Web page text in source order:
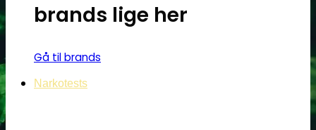
brands lige her
Gå til brands
Narkotests